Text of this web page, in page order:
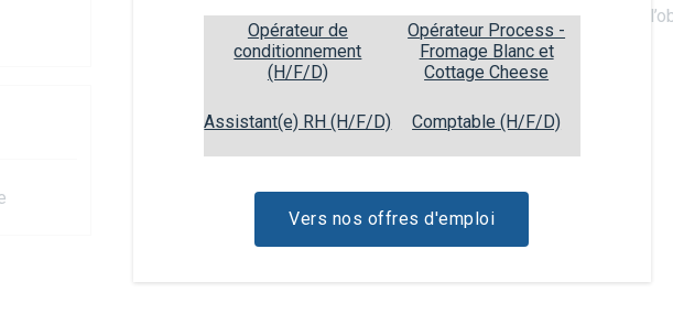
Opérateur de
conditionnement
(H/F/D)
Opérateur Process -
Fromage Blanc et
Cottage Cheese
Assistant(e) RH (H/F/D) Comptable (H/F/D)
Vers nos offres d'emploi
1
Fouetter la crème épaisse avec le sucre jusqu’à
pics fermes.